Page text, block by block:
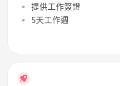
提供工作簽證
5天工作週